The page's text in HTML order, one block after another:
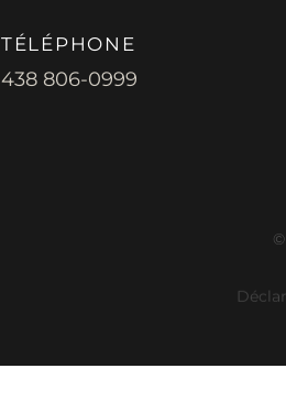
TÉLÉPHONE
438 806-0999